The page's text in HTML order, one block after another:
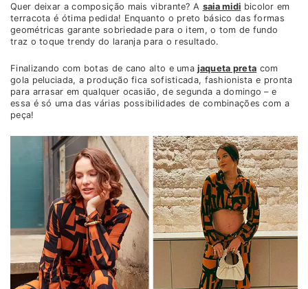
Quer deixar a composição mais vibrante? A saia midi bicolor em
terracota é ótima pedida! Enquanto o preto básico das formas
geométricas garante sobriedade para o item, o tom de fundo
traz o toque trendy do laranja para o resultado.
Finalizando com botas de cano alto e umajaqueta preta com
gola peluciada, a produção fica sofisticada, fashionista e pronta
para arrasar em qualquer ocasião, de segunda a domingo – e
essa é só uma das várias possibilidades de combinações com a
peça!